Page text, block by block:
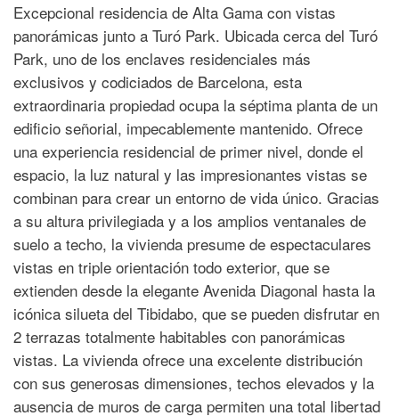
Excepcional residencia de Alta Gama con vistas
panorámicas junto a Turó Park. Ubicada cerca del Turó
Park, uno de los enclaves residenciales más
exclusivos y codiciados de Barcelona, esta
extraordinaria propiedad ocupa la séptima planta de un
edificio señorial, impecablemente mantenido. Ofrece
una experiencia residencial de primer nivel, donde el
espacio, la luz natural y las impresionantes vistas se
combinan para crear un entorno de vida único. Gracias
a su altura privilegiada y a los amplios ventanales de
suelo a techo, la vivienda presume de espectaculares
vistas en triple orientación todo exterior, que se
extienden desde la elegante Avenida Diagonal hasta la
icónica silueta del Tibidabo, que se pueden disfrutar en
2 terrazas totalmente habitables con panorámicas
vistas. La vivienda ofrece una excelente distribución
con sus generosas dimensiones, techos elevados y la
ausencia de muros de carga permiten una total libertad